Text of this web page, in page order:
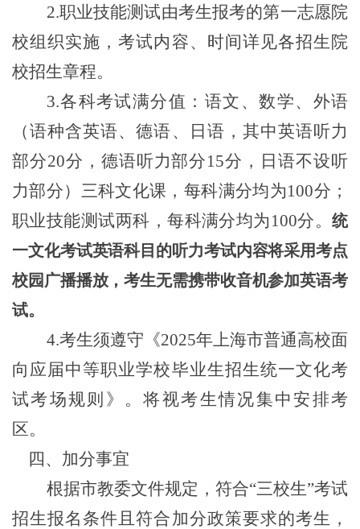
2.职业技能测试由考生报考的第一志愿院
校组织实施，考试内容、时间详见各招生院
校招生章程。
3.各科考试满分值：语文、数学、外语
（语种含英语、德语、日语 ， 其中英语听力
部分20分，德语听力部分15分，日语不设听
力部分）三科文化课，每科满分均为100分；
职业技能测试两科，每科满分均为100分。统
一文化考试英语科目的听力考试内容将采用考点
校园广播播放，考生无需携带收音机参加英语考
试。
4.考生须遵守《2025年上海市普通高校面
向应届中等职业学校毕业生招生统一文化考
试考场规则》。将视考生情况集中安排考
区。
四、加分事宜
根据市教委文件规定，符合“三校生”考试
招生报名条件且符合加分政策要求的考生，